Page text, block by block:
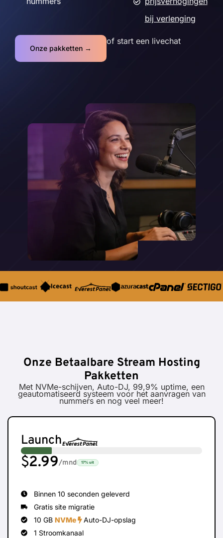
bij verlenging
Onze pakketten →
of start een livechat
Onze Betaalbare Stream Hosting
Pakketten
Met NVMe-schijven, Auto-DJ, 99,9% uptime, een
geautomatiseerd systeem voor het aanvragen van
nummers en nog veel meer!
Launch
$2.99/mnd 17% uit
Binnen 10 seconden geleverd
Gratis site migratie
10 GBNVMe
Auto-DJ-opslag
1 Stroomkanaal